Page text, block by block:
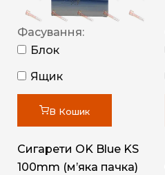
Фасування:
Блок
Ящик
В Кошик
Сигарети OK Blue KS
100mm (м’яка пачка)